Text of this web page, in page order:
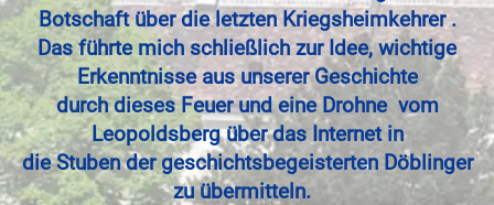
Botschaftüberdie letzten Kriegsheimkehrer .
Das führte mich schließlich zur Idee, wichtige
Erkenntnisse aus unserer Geschichte
durch dieses Feuer und eine Drohne vom
Leopoldsberg über das Internet in
die Stuben der geschichtsbegeisterten Döblinger
zu übermitteln.